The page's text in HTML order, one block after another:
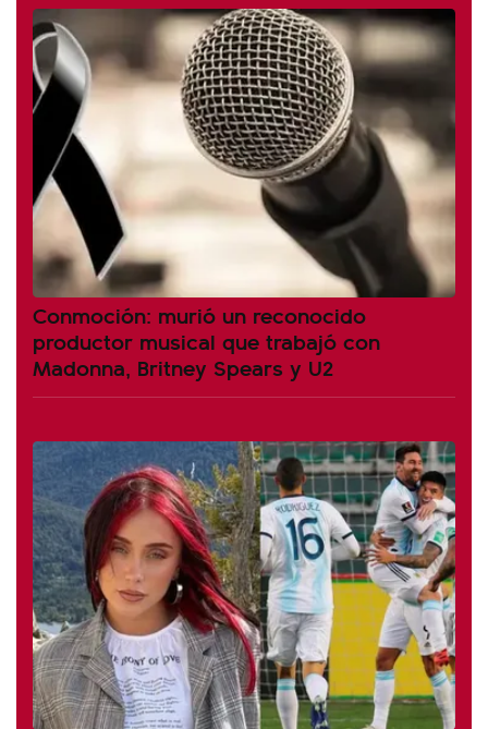
Conmoción: murió un reconocido
productor musical que trabajó con
Madonna, Britney Spears y U2